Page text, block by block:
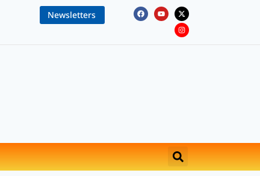
Newsletters